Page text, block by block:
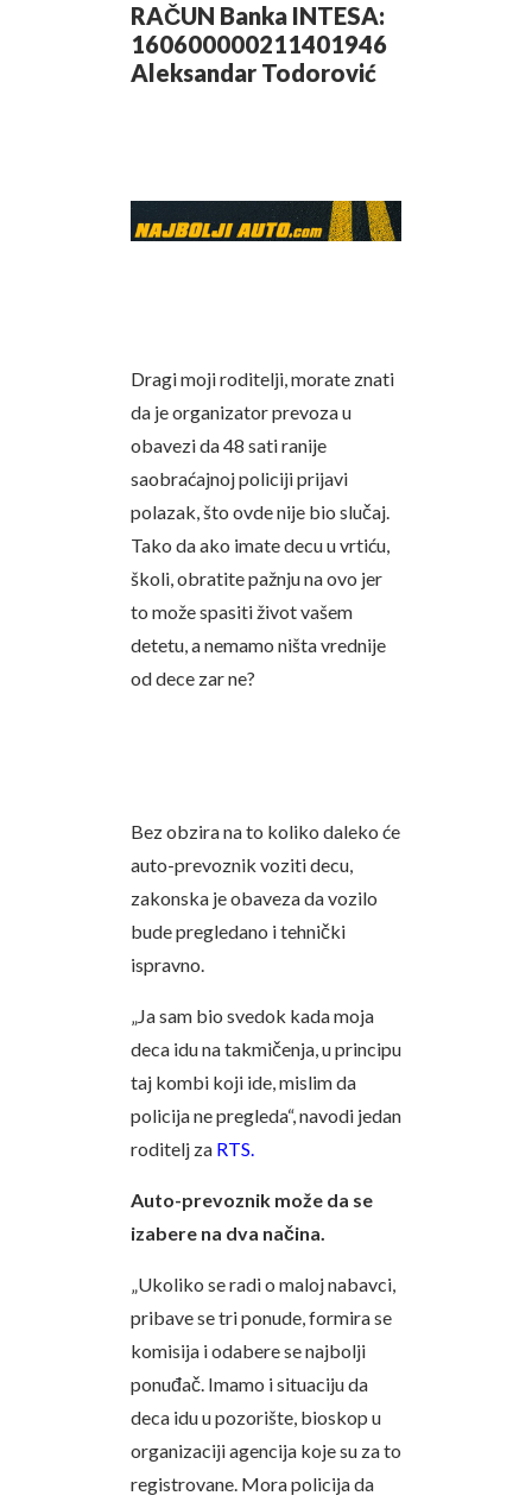
RAČUN Banka INTESA:
160600000211401946
Aleksandar Todorović
Dragi moji roditelji, morate znati
da je organizator prevoza u
obavezi da 48 sati ranije
saobraćajnoj policiji prijavi
polazak, što ovde nije bio slučaj.
Tako da ako imate decu u vrtiću,
školi, obratite pažnju na ovo jer
to može spasiti život vašem
detetu, a nemamo ništa vrednije
od dece zar ne?
Bez obzira na to koliko daleko će
auto-prevoznik voziti decu,
zakonska je obaveza da vozilo
bude pregledano i tehnički
ispravno.
„Ja sam bio svedok kada moja
deca idu na takmičenja, u principu
taj kombi koji ide, mislim da
policija ne pregleda“, navodi jedan
roditelj za RTS.
Auto-prevoznik može da se
izabere na dva načina.
„Ukoliko se radi o maloj nabavci,
pribave se tri ponude, formira se
komisija i odabere se najbolji
ponuđač. Imamo i situaciju da
deca idu u pozorište, bioskop u
organizaciji agencija koje su za to
registrovane. Mora policija da